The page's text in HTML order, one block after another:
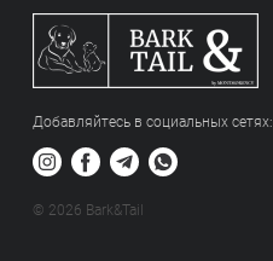
Добавляйтесь в социальных сетяx:
© 2026 Bark&Tail